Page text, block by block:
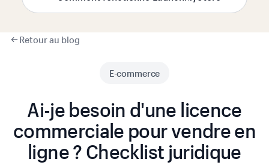
Retour au blog
E-commerce
Ai-je besoin d'une licence
commerciale pour vendre en
ligne ? Checklist juridique